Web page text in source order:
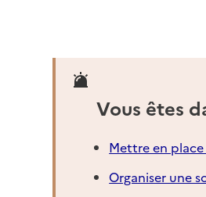
Vous êtes
Mettre en
Organiser une